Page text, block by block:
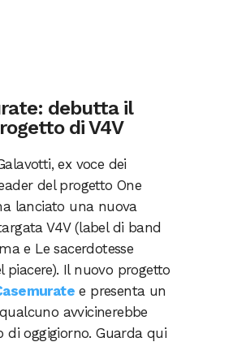
debutta il
di V4V
ex voce dei
del progetto One
lanciato una nuova
V4V (label di band
e Le sacerdotesse
piacere). Il nuovo progetto
e presenta un
avvicinerebbe
di oggigiorno. Guarda qui